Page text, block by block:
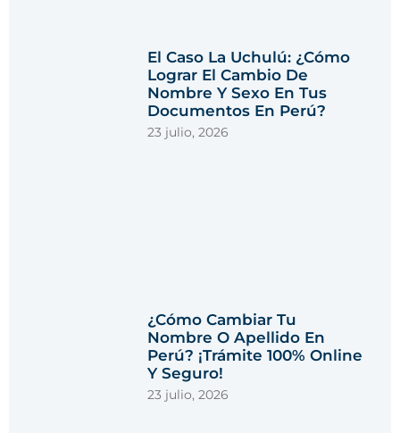
El Caso La Uchulú: ¿Cómo
Lograr El Cambio De
Nombre Y Sexo En Tus
Documentos En Perú?
23 julio, 2026
¿Cómo Cambiar Tu
Nombre O Apellido En
Perú? ¡Trámite 100% Online
Y Seguro!
23 julio, 2026